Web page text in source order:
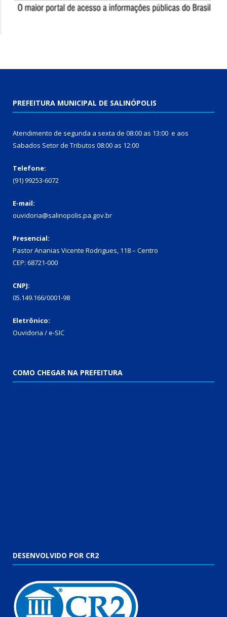
PREFEITURA MUNICIPAL DE SALINÓPOLIS
Atendimento de segunda a sexta de 08:00 as 13:00 e aos
Sabados Setor de Tributos 08:00 as 12:00
Telefone:
(91) 99253-6072
E-mail:
ouvidoria@salinopolis.pa.gov.br
Presencial:
Pastor Ananias Vicente Rodrigues, 118 – Centro
CEP: 68721-000
CNPJ:
05.149.166/0001-98
Eletrônico:
Ouvidoria / e-SIC
COMO CHEGAR NA PREFEITURA
DESENVOLVIDO POR CR2